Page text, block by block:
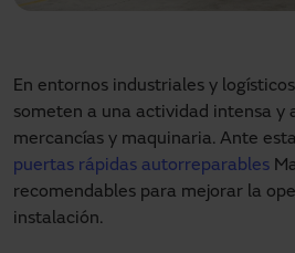
En entornos industriales y
someten a una actividad intensa y
mercancías y maquinaria. Ante
puertas rápidas autorreparables
recomendables para mejorar la
instalación.